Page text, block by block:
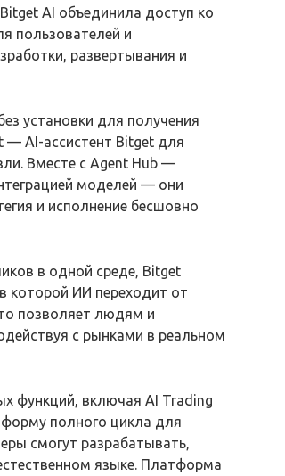
AI объединила доступ ко
пользователей и
развертывания и
установки для получения
— AI-ассистент Bitget для
Вместе с Agent Hub —
моделей — они
и исполнение бесшовно
в одной среде, Bitget
которой ИИ переходит от
позволяет людям и
с рынками в реальном
функций, включая AI Trading
полного цикла для
смогут разрабатывать,
языке. Платформа